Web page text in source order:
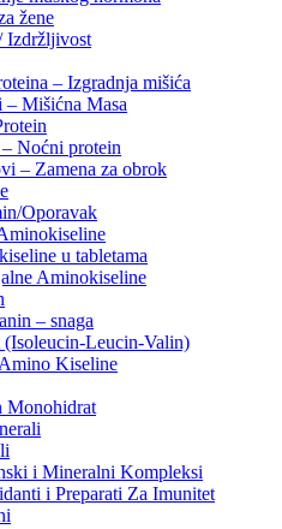
žene
Izdržljivost
– Izgradnja mišića
– Mišićna Masa
Noćni protein
– Zamena za obrok
Oporavak
u tabletama
Aminokiseline
– snaga
Leucin-Valin)
Kiseline
Monohidrat
i Mineralni Kompleksi
i Preparati Za Imunitet